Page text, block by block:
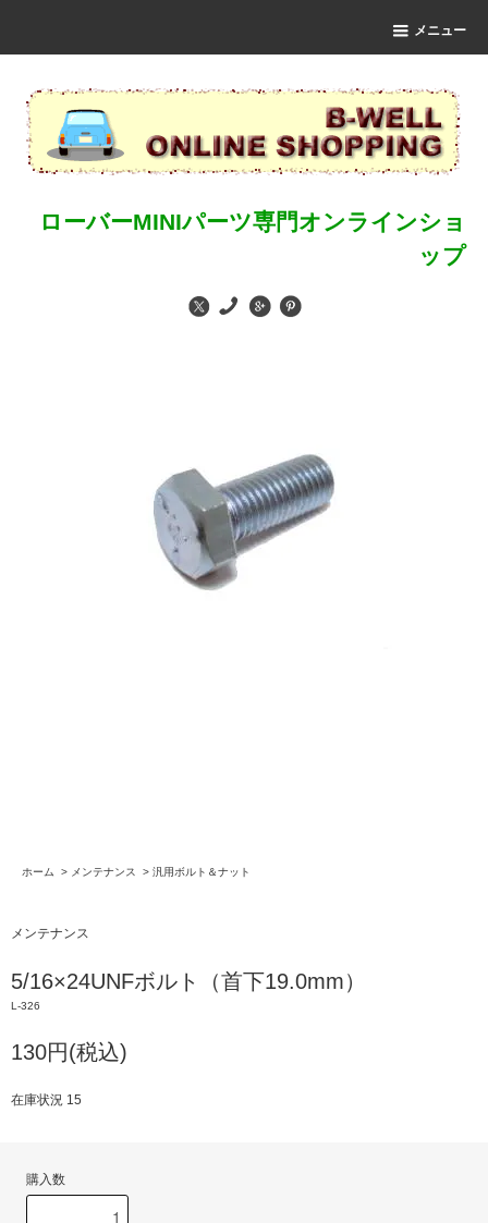
メニュー
ローバーMINIパーツ専門オンラインショ
ップ
ホーム > メンテナンス > 汎用ボルト＆ナット
メンテナンス
5/16×24UNFボルト（首下19.0mm）
L-326
130円(税込)
在庫状況 15
購入数